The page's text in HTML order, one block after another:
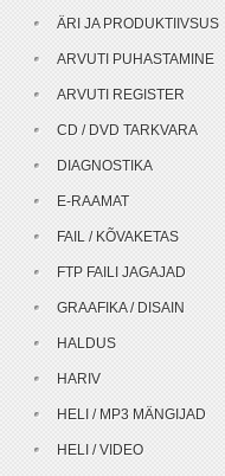
ÄRI JA PRODUKTIIVSUS
ARVUTI PUHASTAMINE
ARVUTI REGISTER
CD / DVD TARKVARA
DIAGNOSTIKA
E-RAAMAT
FAIL / KÕVAKETAS
FTP FAILI JAGAJAD
GRAAFIKA / DISAIN
HALDUS
HARIV
HELI / MP3 MÄNGIJAD
HELI / VIDEO